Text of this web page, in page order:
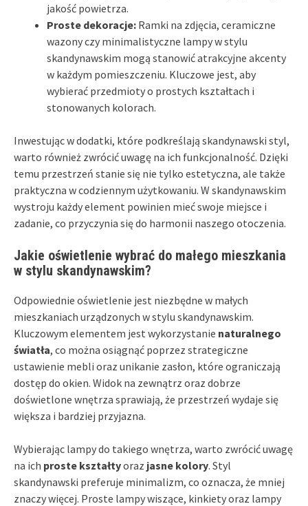
jakość powietrza.
Proste dekoracje: Ramki na zdjęcia, ceramiczne
wazony czy minimalistyczne lampy w stylu
skandynawskim mogą stanowić atrakcyjne akcenty
w każdym pomieszczeniu. Kluczowe jest, aby
wybierać przedmioty o prostych kształtach i
stonowanych kolorach.
Inwestując w dodatki, które podkreślają skandynawski styl,
warto również zwrócić uwagę na ich funkcjonalność. Dzięki
temu przestrzeń stanie się nie tylko estetyczna, ale także
praktyczna w codziennym użytkowaniu. W skandynawskim
wystroju każdy element powinien mieć swoje miejsce i
zadanie, co przyczynia się do harmonii naszego otoczenia.
Jakie oświetlenie wybrać do małego mieszkania
w stylu skandynawskim?
Odpowiednie oświetlenie jest niezbędne w małych
mieszkaniach urządzonych w stylu skandynawskim.
Kluczowym elementem jest wykorzystanie naturalnego
światła, co można osiągnąć poprzez strategiczne
ustawienie mebli oraz unikanie zasłon, które ograniczają
dostęp do okien. Widok na zewnątrz oraz dobrze
doświetlone wnętrza sprawiają, że przestrzeń wydaje się
większa i bardziej przyjazna.
Wybierając lampy do takiego wnętrza, warto zwrócić uwagę
na ich proste kształtyoraz jasne kolory. Styl
skandynawski preferuje minimalizm, co oznacza, że mniej
znaczy więcej. Proste lampy wiszące, kinkiety oraz lampy